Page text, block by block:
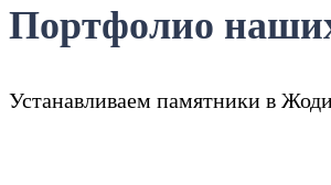
Портфолио
Устанавливаем памятники в